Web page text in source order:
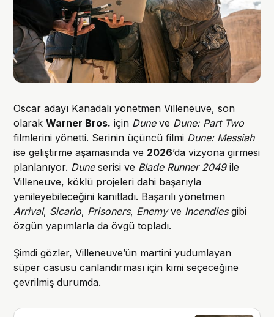
Oscar adayı Kanadalı yönetmen Villeneuve, son
olarakWarner Bros. için Duneve Dune: Part Two
filmlerini yönetti. Serinin üçüncü filmi Dune: Messiah
ise geliştirme aşamasında ve 2026’da vizyona girmesi
planlanıyor. Duneserisi ve Blade Runner 2049ile
Villeneuve, köklü projeleri dahi başarıyla
yenileyebileceğini kanıtladı. Başarılı yönetmen
Arrival, Sicario, Prisoners, Enemyve Incendiesgibi
özgün yapımlarla da övgü topladı.
Şimdi gözler, Villeneuve’ün martini yudumlayan
süper casusu canlandırması için kimi seçeceğine
çevrilmiş durumda.